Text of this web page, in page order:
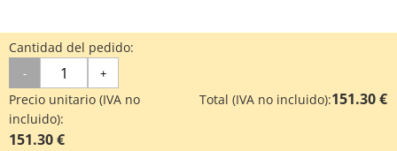
Cantidad del pedido:
- +
Precio unitario (IVA no
incluido):
151.30 €
Total (IVA no incluido):151.30 €